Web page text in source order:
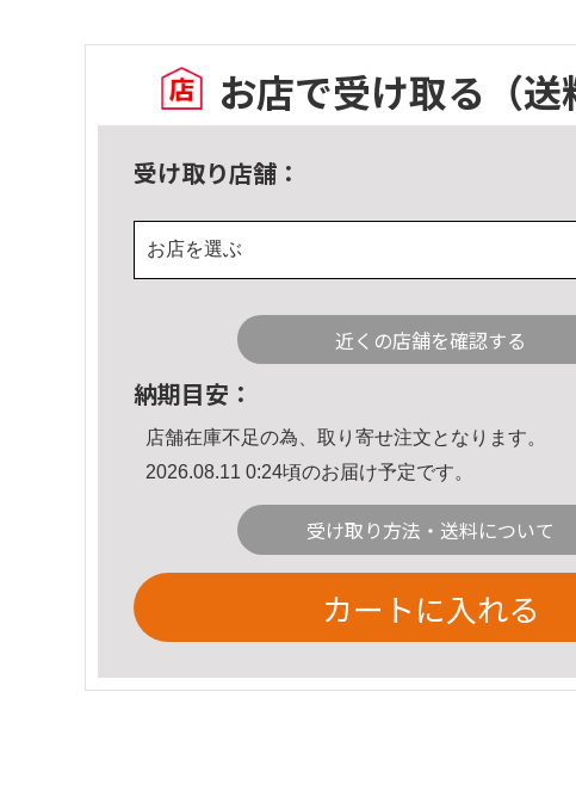
お店で受け取る （
受け取り店舗：
お店を選ぶ
近くの店舗を確認する
納期目安：
店舗在庫不足の為、取り寄せ注文となります。
2026.08.11 0:24頃のお届け予定です。
受け取り方法・送料について
カートに入れる